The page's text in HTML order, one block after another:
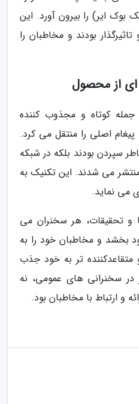
ایر) را بیرون آورد. این
بودند و مخاطبان را
کوتاه و مجذوب کننده
اصلی را منتقل می کرد.
سپردن بودند بلکه در شبکه
می شدند. این تکنیک به
می نماید.
و تحقیقات، هر سخنران می
بخشد و مخاطبان خود را به
تر به خود جذب
در سخنرانی های عمومی، نه
و ارتباط با مخاطبان بود.